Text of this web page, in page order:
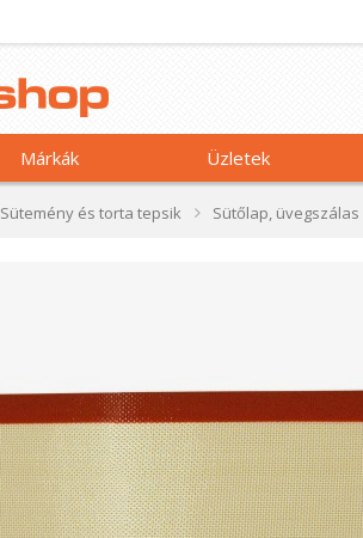
Márkák Üzletek
Sütemény és torta tepsik Sütőlap, üvegszálas